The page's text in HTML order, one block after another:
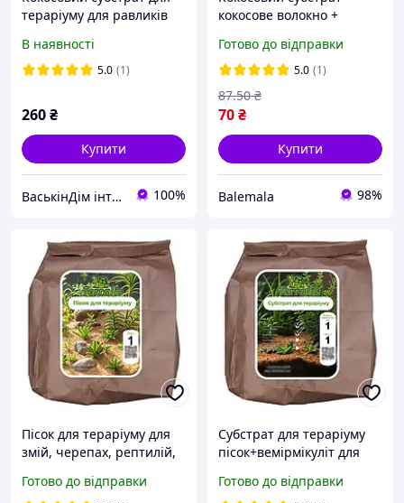
тераріуму для равликів
амфібій, павуків, змій
TerriX кокос пресований
В наявності
5.0 (1)
260₴
Купити
ВаськінДім інтернет- зоомагазин 100%
кокосове волокно +
тераріуму Terralis 1л
Готово до відправки
5.0 (1)
70₴
87.50 ₴
Купити
Balemala 98%
Пісок для тераріуму для
змій, черепах, рептилій,
кладки яєць Terralis 1л
Готово до відправки
Субстрат для тераріуму
пісок+вемірмікуліт для
скорпіонів, павуків,
Готово до відправки